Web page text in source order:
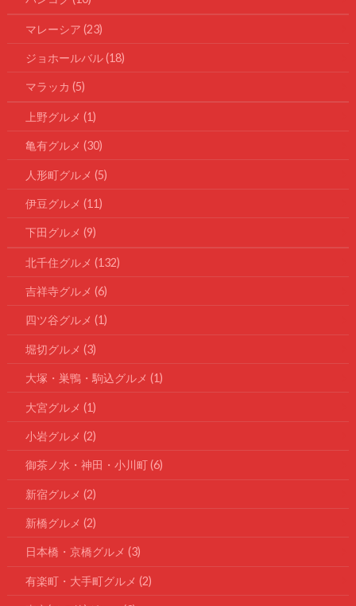
マレーシア (23)
ジョホールバル(18)
マラッカ (5)
上野グルメ (1)
亀有グルメ (30)
人形町グルメ (5)
伊豆グルメ (11)
下田グルメ (9)
北千住グルメ (132)
吉祥寺グルメ (6)
四ツ谷グルメ (1)
堀切グルメ (3)
大塚・巣鴨・駒込グルメ (1)
大宮グルメ (1)
小岩グルメ (2)
御茶ノ水・神田・小川町(6)
新宿グルメ (2)
新橋グルメ (2)
日本橋・京橋グルメ (3)
有楽町・大手町グルメ (2)